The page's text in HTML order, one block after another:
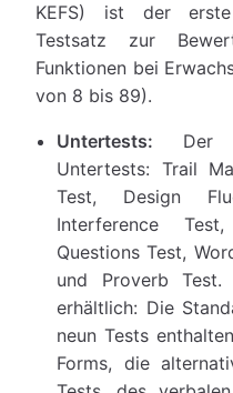
KEFS) ist der erste
Testsatz zur
Funktionen bei
von 8 bis 89).
Untertests: Der
Untertests: Trail
Test, Design
Interference
Questions Test,
und Proverb
erhältlich: Die
neun Tests
Forms, die